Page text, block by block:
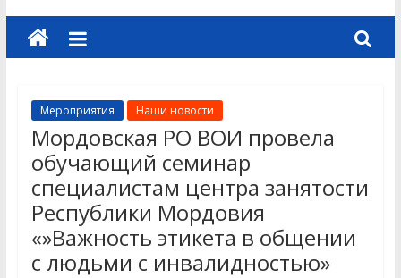
Мероприятия Наши новости
Мордовская РО ВОИ провела
обучающий семинар
специалистам центра занятости
Республики Мордовия
«»Важность этикета в общении
с людьми с инвалидностью»